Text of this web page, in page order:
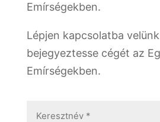
Emírségekben.
Lépjen kapcsolatba
bejegyeztesse cégét az
Emírségekben.